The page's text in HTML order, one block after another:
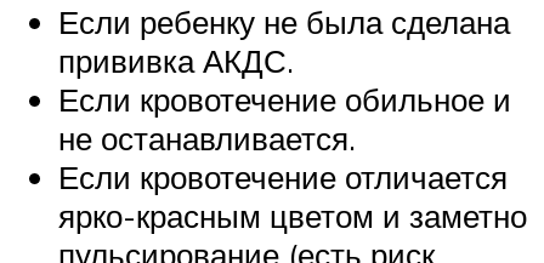
Если ребенку не была сделана
прививка АКДС.
Если кровотечение обильное и
не останавливается.
Если кровотечение отличается
ярко-красным цветом и заметно
пульсирование (есть риск